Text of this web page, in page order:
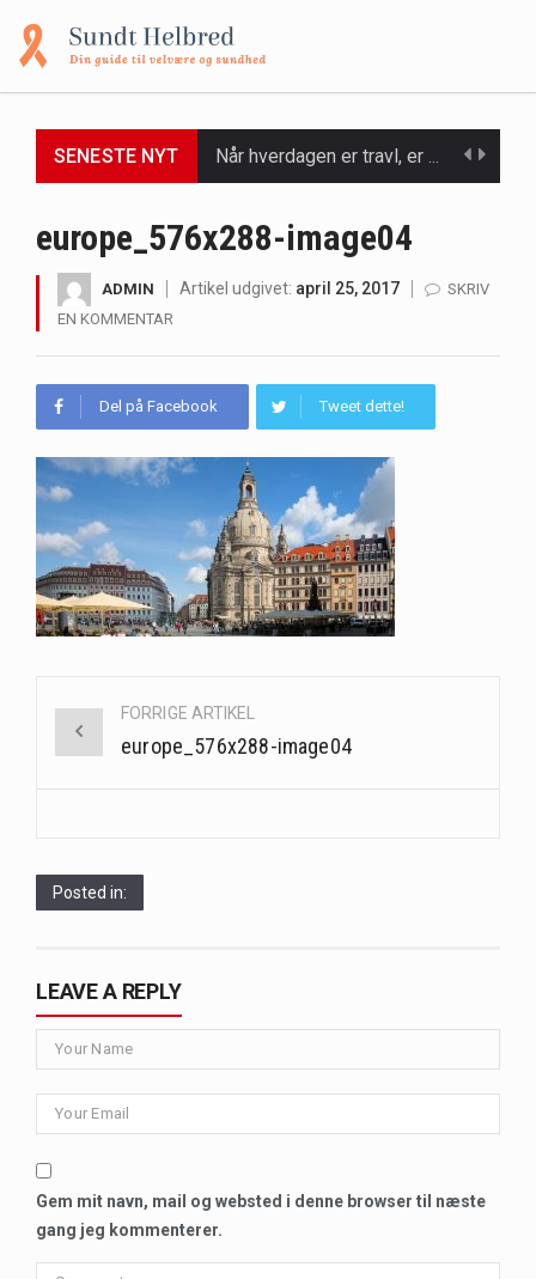
SENESTE NYT
Massagestole er ikke længere forbeholdt luksuriøse spaer og wellnesscentre - de er nu tilgængelige til…
europe_576x288-image04
ADMIN Artikel udgivet: april 25, 2017
SKRIV
EN KOMMENTAR
Del på Facebook Tweet dette!
navigationFORRIGE ARTIKEL
europe_576x288-image04
Posted in:
LEAVE A REPLY
Gem mit navn, mail og websted i denne browser til næste
gang jeg kommenterer.